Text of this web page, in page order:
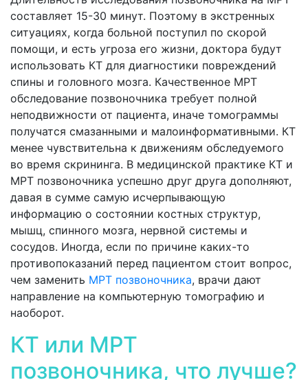
составляет 15-30 минут. Поэтому в экстренных
ситуациях, когда больной поступил по скорой
помощи, и есть угроза его жизни, доктора будут
использовать КТ для диагностики повреждений
спины и головного мозга. Качественное МРТ
обследование позвоночника требует полной
неподвижности от пациента, иначе томограммы
получатся смазанными и малоинформативными. КТ
менее чувствительна к движениям обследуемого
во время скрининга. В медицинской практике КТ и
МРТ позвоночника успешно друг друга дополняют,
давая в сумме самую исчерпывающую
информацию о состоянии костных структур,
мышц, спинного мозга, нервной системы и
сосудов. Иногда, если по причине каких-то
противопоказаний перед пациентом стоит вопрос,
чем заменить МРТ позвоночника, врачи дают
направление на компьютерную томографию и
наоборот.
КТ или МРТ
позвоночника, что лучше?